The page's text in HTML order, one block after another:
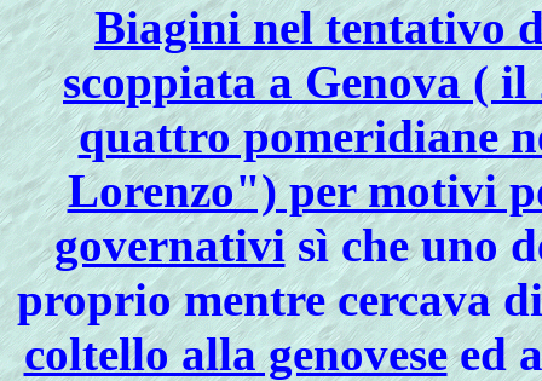
Biagini nel tentativo
scoppiata a Genova (
quattro pomeridiane
Lorenzo") per motivi
governativisì che uno
proprio mentre cercava
coltello alla genoveseed